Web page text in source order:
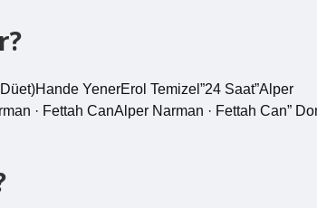
YenerErol Temizel”24 Saat”Alper
· Fettah CanAlper Narman · Fettah Can”